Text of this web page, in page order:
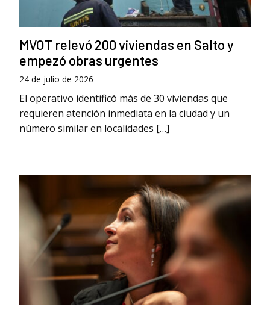
MVOT relevó 200 viviendas en Salto y
empezó obras urgentes
24 de julio de 2026
El operativo identificó más de 30 viviendas que
requieren atención inmediata en la ciudad y un
número similar en localidades […]